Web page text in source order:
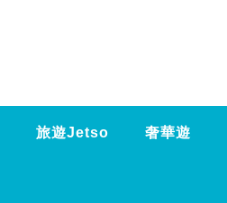
旅遊Jetso 奢華遊